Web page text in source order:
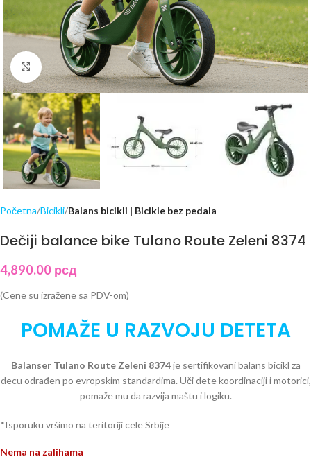
Click to enlarge
Početna Bicikli Balans bicikli | Bicikle bez pedala
Dečiji balance bike Tulano Route Zeleni 8374
4,890.00 рсд
(Cene su izražene sa PDV-om)
POMAŽE U RAZVOJU DETETA
Balanser Tulano Route Zeleni 8374je sertifikovani balans bicikl za
decu odrađen po evropskim standardima. Uči dete koordinaciji i motorici,
pomaže mu da razvija maštu i logiku.
*Isporuku vršimo na teritoriji cele Srbije
Nema na zalihama